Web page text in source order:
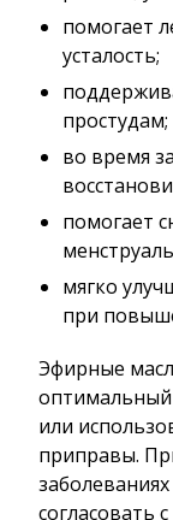
помогает
усталость;
простудам;
во время
помогает
мягко
при
Эфирные
или
приправы.
согласовать